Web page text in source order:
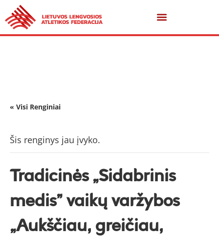
« Visi Renginiai
Šis renginys jau įvyko.
Tradicinės „Sidabrinis
medis” vaikų varžybos
„Aukščiau, greičiau,